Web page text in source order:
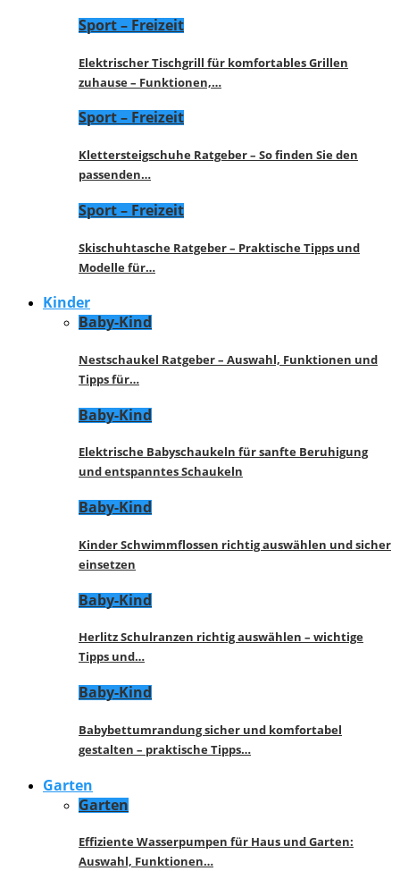
Sport – Freizeit
Elektrischer Tischgrill für komfortables Grillen
zuhause – Funktionen,…
Sport – Freizeit
Klettersteigschuhe Ratgeber – So finden Sie den
passenden…
Sport – Freizeit
Skischuhtasche Ratgeber – Praktische Tipps und
Modelle für…
Kinder
Baby-Kind
Nestschaukel Ratgeber – Auswahl, Funktionen und
Tipps für…
Baby-Kind
Elektrische Babyschaukeln für sanfte Beruhigung
und entspanntes Schaukeln
Baby-Kind
Kinder Schwimmflossen richtig auswählen und sicher
einsetzen
Baby-Kind
Herlitz Schulranzen richtig auswählen – wichtige
Tipps und…
Baby-Kind
Babybettumrandung sicher und komfortabel
gestalten – praktische Tipps…
Garten
Garten
Effiziente Wasserpumpen für Haus und Garten:
Auswahl, Funktionen…